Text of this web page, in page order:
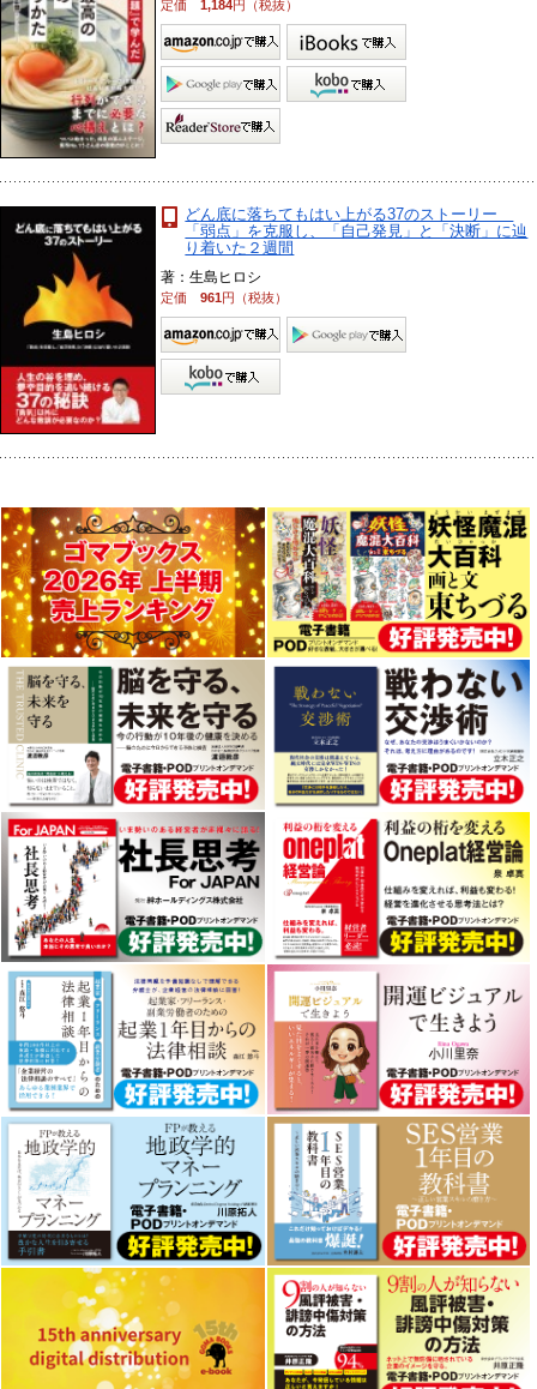
定価1,184円（税抜）
どん底に落ちてもはい上がる37のストーリー
「弱点」を克服し、「自己発見」と「決断」に辿
り着いた２週間
著：生島ヒロシ
定価961円（税抜）